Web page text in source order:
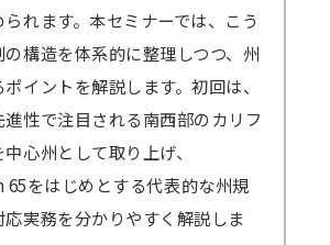
能性があります。
をご確認の上、必ず事前の テ
グ
をお願いします。
ご利用の場合は、アプリ
が必須となります）
ついて、 こちらから問題なく
ご確認ください。（テスト視聴動
ド「123456」
案内の流れ・配信期間詳細＞
視聴用URL・パスワードを配信
始日を過ぎてもメールが届かな
れます。本セミナーでは、こう
の構造を体系的に整理しつつ、州
イントを解説します。初回は、
性で注目される南西部のカリフ
心州として取り上げ、
をはじめとする代表的な州規
実務を分かりやすく解説しま